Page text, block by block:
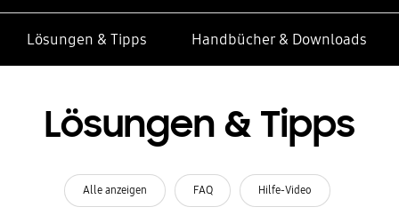
Lösungen & Tipps Handbücher & Downloads
Lösungen & Tipps
Alle anzeigen FAQ Hilfe-Video